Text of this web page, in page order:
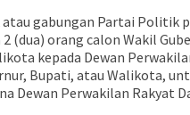
gabungan Partai Politik
(dua) orang calon Wakil
kepada Dewan
Bupati, atau Walikota,
Dewan Perwakilan Rakyat